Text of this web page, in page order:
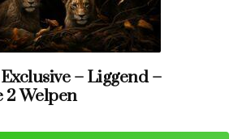
– Liggend –
2 Welpen